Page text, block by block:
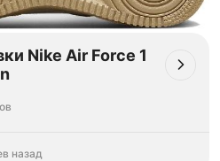
Nike Air Force 1
назад